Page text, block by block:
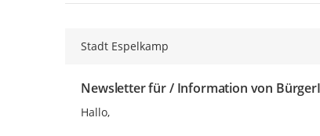
Stadt Espelkamp
Newsletter für / Information von
Hallo,